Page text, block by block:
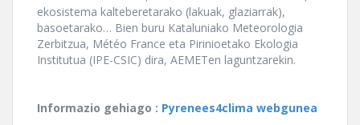
ekosistema kalteberetarako (lakuak, glaziarrak),
basoetarako… Bien buru Kataluniako Meteorologia
Zerbitzua, Météo France eta Pirinioetako Ekologia
Institutua (IPE-CSIC) dira, AEMETen laguntzarekin.
Informazio gehiago : Pyrenees4clima webgunea